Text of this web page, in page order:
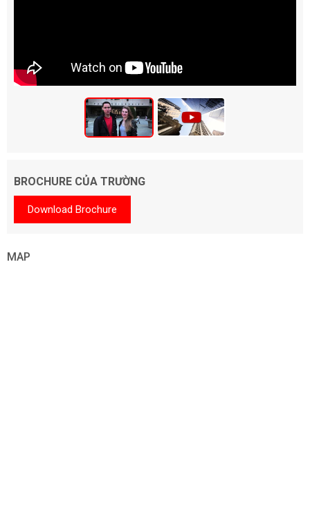
BROCHURE CỦA TRƯỜNG
Download Brochure
MAP